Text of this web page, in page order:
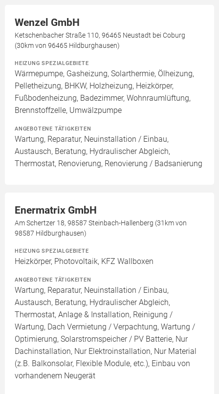
Wenzel GmbH
Ketschenbacher Straße 110, 96465 Neustadt bei Coburg
(30km von 96465 Hildburghausen)
HEIZUNG SPEZIALGEBIETE
Wärmepumpe, Gasheizung, Solarthermie, Ölheizung,
Pelletheizung, BHKW, Holzheizung, Heizkörper,
Fußbodenheizung, Badezimmer, Wohnraumlüftung,
Brennstoffzelle, Umwälzpumpe
ANGEBOTENE TÄTIGKEITEN
Wartung, Reparatur, Neuinstallation / Einbau,
Austausch, Beratung, Hydraulischer Abgleich,
Thermostat, Renovierung, Renovierung / Badsanierung
Enermatrix GmbH
Am Schertzer 18, 98587 Steinbach-Hallenberg (31km von
98587 Hildburghausen)
HEIZUNG SPEZIALGEBIETE
Heizkörper, Photovoltaik, KFZ Wallboxen
ANGEBOTENE TÄTIGKEITEN
Wartung, Reparatur, Neuinstallation / Einbau,
Austausch, Beratung, Hydraulischer Abgleich,
Thermostat, Anlage & Installation, Reinigung /
Wartung, Dach Vermietung / Verpachtung, Wartung /
Optimierung, Solarstromspeicher / PV Batterie, Nur
Dachinstallation, Nur Elektroinstallation, Nur Material
(z.B. Balkonsolar, Flexible Module, etc.), Einbau von
vorhandenem Neugerät